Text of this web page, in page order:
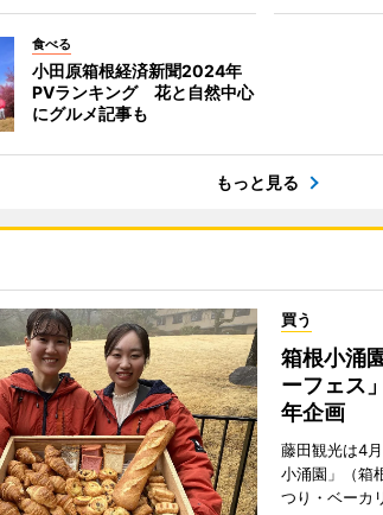
食べる
小田原箱根経済新聞2024年
PVランキング 花と自然中心
にグルメ記事も
もっと見る
買う
箱根小涌
ーフェス
年企画
藤田観光は4
小涌園」（箱
つり・ベーカ